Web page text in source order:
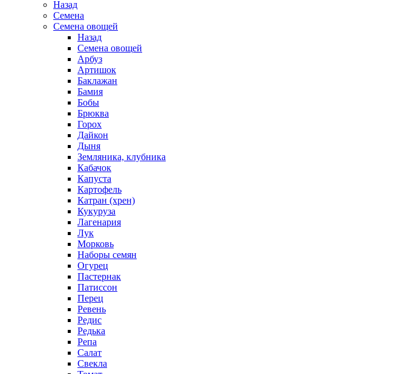
Назад
Семена
Семена овощей
Назад
Семена овощей
Арбуз
Артишок
Баклажан
Бамия
Бобы
Брюква
Горох
Дайкон
Дыня
Земляника, клубника
Кабачок
Капуста
Картофель
Катран (хрен)
Кукуруза
Лагенария
Лук
Морковь
Наборы семян
Огурец
Пастернак
Патиссон
Перец
Ревень
Редис
Редька
Репа
Салат
Свекла